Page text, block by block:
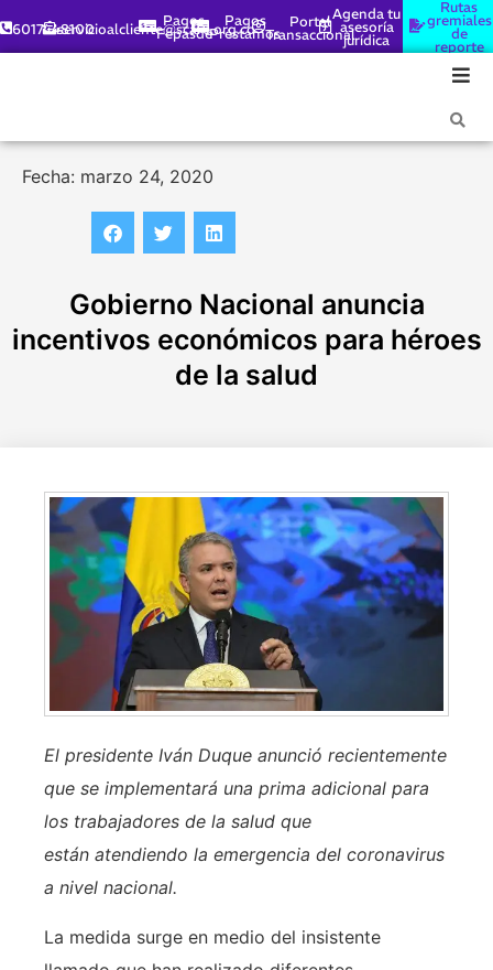
6017448100servicioalcliente@scare.org.co
Pagos
Fepasde
Pagos
Préstamos
Portal
Transaccional
Agenda tu
asesoría
jurídica
Rutas
gremiales
de
reporte
Fecha: marzo 24, 2020
Gobierno Nacional anuncia
incentivos económicos para héroes
de la salud
El presidente Iván Duque anunció recientemente
que se implementará una prima adicional para
los trabajadores de la salud que
están atendiendo la emergencia del coronavirus
a nivel nacional.
La medida surge en medio del insistente